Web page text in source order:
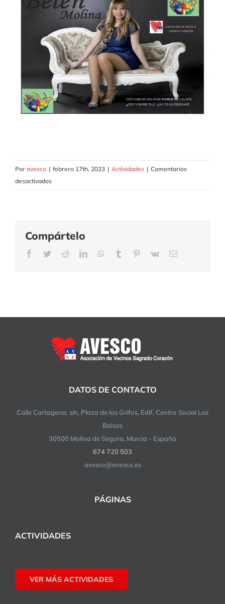
Por avesco | febrero 17th, 2023 | Actividades | Comentarios
desactivadosen
Gran
2023
Compártelo
Facebook
TwitterRedditLinkedInWhatsApp
Tumblr Pinterest
Vk
Correo
DATOS DE CONTACTO
Calle Cartagena, s/n, Plaza de los Grifos, Edif. Centro Social Las
Balsas
30500 Molina de Segura, Murcia - España
674 720 503
avesco@avesco.es
PÁGINAS
ACTIVIDADES
VER MÁS ACTIVIDADES